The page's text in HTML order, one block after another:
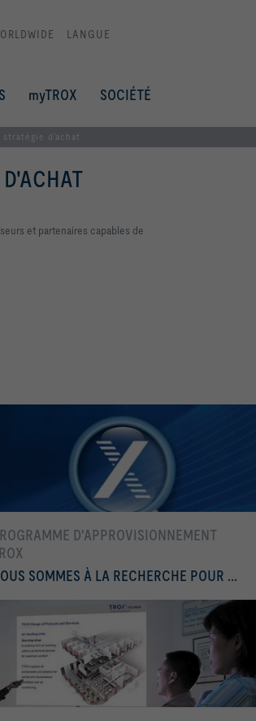
LANGUE
myTROX SOCIÉTÉ
d'achat
et partenaires capables de
D'APPROVISIONNEMENT
SOMMES À LA RECHERCHE POUR ...
En savoir plus